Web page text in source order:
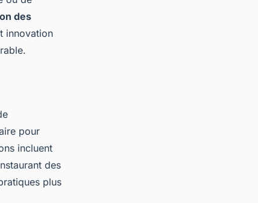
des
innovation
pour
incluent
des
plus